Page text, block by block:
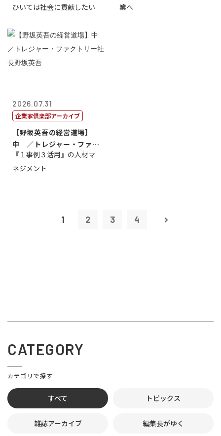
ひいては社会に貢献したい
業へ
2026.07.31
企業家倶楽部アーカイブ
【野坂英吾の経営道場】
中 ／トレジャー・ファク
トリー社長野坂...
『１事例３活用』の人材マ
ネジメント
1 2 3 4
CATEGORY
カテゴリで探す
すべて トピックス
雑誌アーカイブ 編集長がゆく